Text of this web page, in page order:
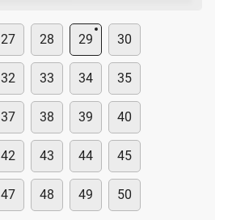
27 28 29 30
32 33 34 35
37 38 39 40
42 43 44 45
47 48 49 50